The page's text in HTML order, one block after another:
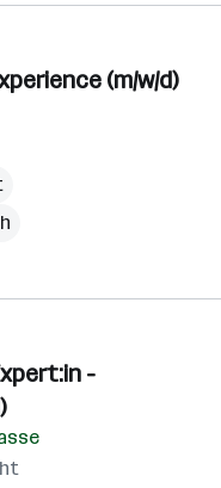
(m/w/d)
-